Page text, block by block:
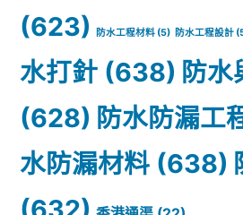
(623)
防水工程材料 (5) 防水工程設計
水打針 (638) 防水
(628) 防水防漏工
水防漏材料 (638)
(632)